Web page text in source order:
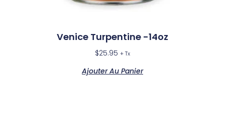
Venice Turpentine -14oz
$25.95 + Tx
Ajouter Au Panier